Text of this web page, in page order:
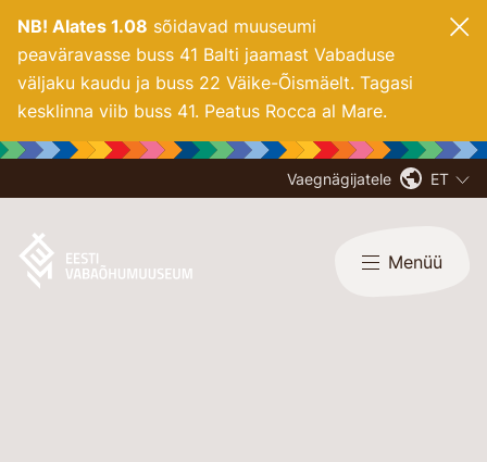
NB! Alates 1.08 sõidavad muuseumi
peaväravasse buss 41 Balti jaamast Vabaduse
väljaku kaudu ja buss 22 Väike-Õismäelt. Tagasi
kesklinna viib buss 41. Peatus Rocca al Mare.
Vaegnägijatele ET
Menüü